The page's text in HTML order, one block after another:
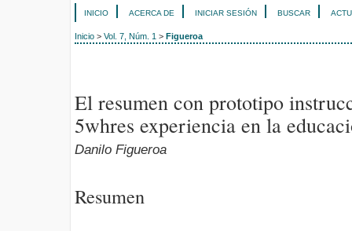
INICIO ACERCA DE INICIAR SESIÓN BUSCAR
Inicio > Vol. 7, Núm. 1 > Figueroa
El resumen con prototipo
5whres experiencia en la
Danilo Figueroa
Resumen